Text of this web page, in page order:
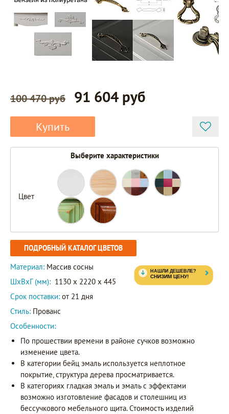
100 470 руб 91 604 руб
Купить
Выберите характеристики
Цвет
ПОДРОБНЫЙ КАТАЛОГ ЦВЕТОВ
Материал: Массив сосны
ШxВxГ (мм): 1130 x 2220 x 445
Срок поставки: от 21 дня
Стиль: Прованс
Особенности:
По прошествии времени в районе сучков возможно
изменение цвета.
В категории бейц эмаль используется неплотное
покрытие, структура дерева просматривается.
В категориях гладкая эмаль и эмаль с эффектами
возможно изготовление фасадов и столешниц из
бессучкового мебельного щита. Стоимость изделий